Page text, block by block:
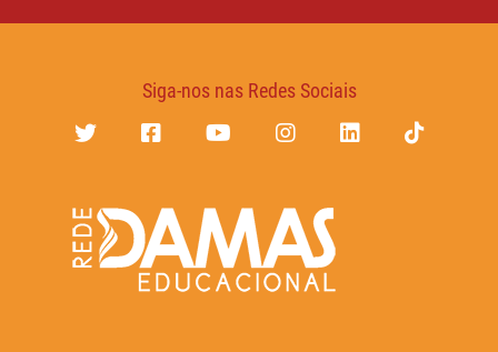
Siga-nos nas Redes Sociais